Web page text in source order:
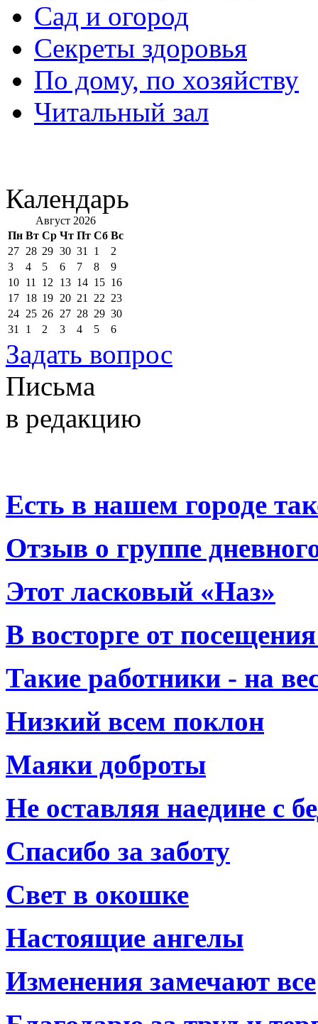
Сад и огород
Секреты здоровья
По дому, по хозяйству
Читальный зал
Календарь
Август 2026
Пн Вт Ср Чт Пт Сб Вс
27 28 29 30 31 1
2
3
4 5 6 7 8
9
10 11 12 13 14 15 16
17 18 19 20 21 22 23
24 25 26 27 28 29 30
31
1 2 3 4 5 6
Задать вопрос
Письма
в редакцию
Есть в нашем городе
Отзыв о группе
Этот ласковый «Наз»
В восторге от
Такие работники - на
Низкий всем поклон
Маяки доброты
Не оставляя наедине с
Спасибо за заботу
Свет в окошке
Настоящие ангелы
Изменения замечают все